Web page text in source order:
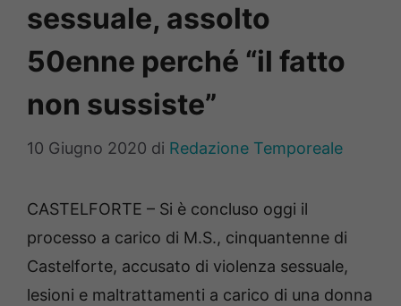
sessuale, assolto
50enne perché “il fatto
non sussiste”
10 Giugno 2020 di Redazione Temporeale
CASTELFORTE – Si è concluso oggi il
processo a carico di M.S., cinquantenne di
Castelforte, accusato di violenza sessuale,
lesioni e maltrattamenti a carico di una donna